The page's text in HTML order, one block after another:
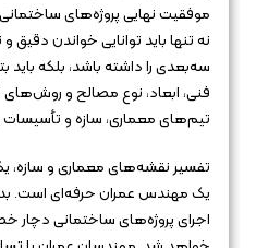
موفقیت نهایی پروژه‌های
نه تنها باید توانایی خواندن
سه‌بعدی را داشته باشد، بلکه باید
فنی، ابعاد، نوع مصالح و روش‌های
تیم‌های معماری، سازه و تأسیسات
تفسیر نقشه‌های معماری و سازه،
یک مهندس عمران حرفه‌ای است.
اجرای پروژه‌های ساختمانی دچار